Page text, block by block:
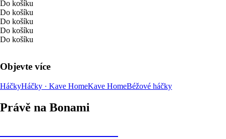
Do košíku
Do košíku
Do košíku
Do košíku
Do košíku
Objevte více
HáčkyHáčky · Kave HomeKave HomeBéžové háčky
Právě na Bonami